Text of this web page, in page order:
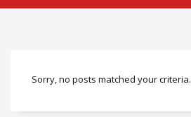
Sorry, no posts matched your criteria.